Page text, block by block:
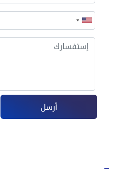
أرسل